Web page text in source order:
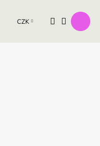
CZK
VÝROBKY Z OVČÍ VLNY